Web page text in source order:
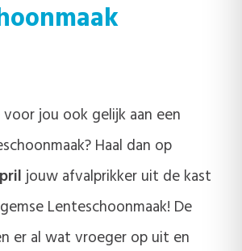
jou ook gelijk aan een
Haal dan op
jouw afvalprikker uit de kast
Lenteschoonmaak! De
er al wat vroeger op uit en